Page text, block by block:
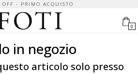
OFF - PRIMO ACQUISTO
0
in negozio
articolo solo presso